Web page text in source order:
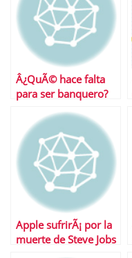
Â¿QuÃ© hace falta
para ser banquero?
Apple sufrirÃ¡ por la
muerte de Steve Jobs